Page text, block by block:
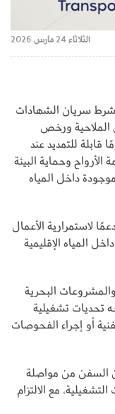
الثلاثاء 24 مارس 2026
شرط سريان الشهادات
الملاحية ورخص
البحرية، وذلك لمدة (30) يومًا قابلة للتمديد عند
وحماية البيئة
داخل المياه
لاستمرارية الأعمال
المياه الإقليمية
البحرية
تحديات تشغيلية
أو إجراء الفحوصات
السفن من مواصلة
مع الالتزام